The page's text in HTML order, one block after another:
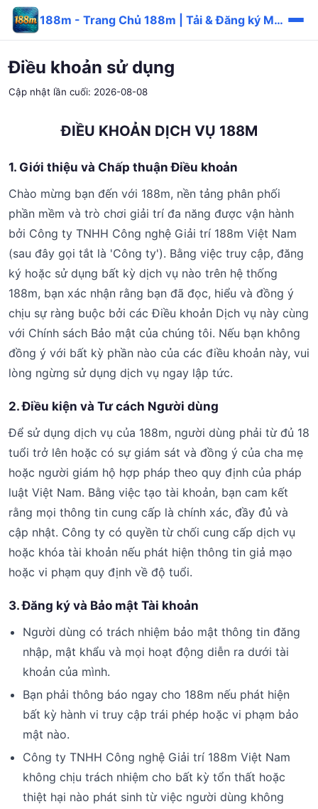
188m - Trang Chủ 188m | Tải & Đăng ký Miễn Phí
Điều khoản sử dụng
Cập nhật lần cuối: 2026-08-08
ĐIỀU KHOẢN DỊCH VỤ 188M
1. Giới thiệu và Chấp thuận Điều khoản
Chào mừng bạn đến với 188m, nền tảng phân phối
phần mềm và trò chơi giải trí đa năng được vận hành
bởi Công ty TNHH Công nghệ Giải trí 188m Việt Nam
(sau đây gọi tắt là 'Công ty'). Bằng việc truy cập, đăng
ký hoặc sử dụng bất kỳ dịch vụ nào trên hệ thống
188m, bạn xác nhận rằng bạn đã đọc, hiểu và đồng ý
chịu sự ràng buộc bởi các Điều khoản Dịch vụ này cùng
với Chính sách Bảo mật của chúng tôi. Nếu bạn không
đồng ý với bất kỳ phần nào của các điều khoản này, vui
lòng ngừng sử dụng dịch vụ ngay lập tức.
2. Điều kiện và Tư cách Người dùng
Để sử dụng dịch vụ của 188m, người dùng phải từ đủ 18
tuổi trở lên hoặc có sự giám sát và đồng ý của cha mẹ
hoặc người giám hộ hợp pháp theo quy định của pháp
luật Việt Nam. Bằng việc tạo tài khoản, bạn cam kết
rằng mọi thông tin cung cấp là chính xác, đầy đủ và
cập nhật. Công ty có quyền từ chối cung cấp dịch vụ
hoặc khóa tài khoản nếu phát hiện thông tin giả mạo
hoặc vi phạm quy định về độ tuổi.
3. Đăng ký và Bảo mật Tài khoản
Người dùng có trách nhiệm bảo mật thông tin đăng
nhập, mật khẩu và mọi hoạt động diễn ra dưới tài
khoản của mình.
Bạn phải thông báo ngay cho 188m nếu phát hiện
bất kỳ hành vi truy cập trái phép hoặc vi phạm bảo
mật nào.
Công ty TNHH Công nghệ Giải trí 188m Việt Nam
không chịu trách nhiệm cho bất kỳ tổn thất hoặc
thiệt hại nào phát sinh từ việc người dùng không